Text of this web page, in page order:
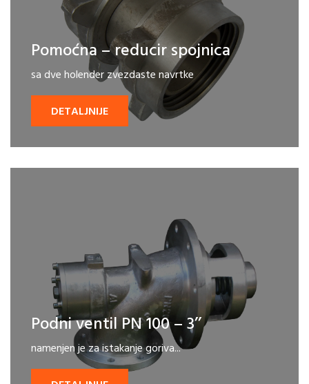
Pomoćna – reducir spojnica
sa dve holender zvezdaste navrtke
DETALJNIJE
Podni ventil PN 100 – 3’’
namenjen je za istakanje goriva...